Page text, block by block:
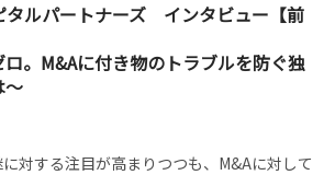
タルパートナーズ インタビュー【前
。M&Aに付き物のトラブルを防ぐ独
～
対する注目が高まりつつも、M&Aに対して